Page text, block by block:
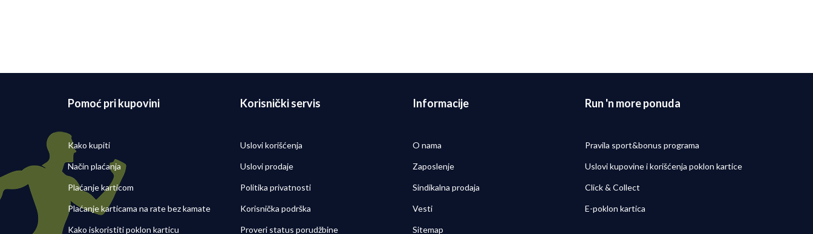
Pomoć pri kupovini
Kako kupiti
Način plaćanja
Plaćanje karticom
Plaćanje karticama na rate bez kamate
Kako iskoristiti poklon karticu
Korisnički servis
Uslovi korišćenja
Uslovi prodaje
Politika privatnosti
Korisnička podrška
Proveri status porudžbine
Informacije
O nama
Zaposlenje
Sindikalna prodaja
Vesti
Sitemap
Run 'n more ponuda
Pravila sport&bonus programa
Uslovi kupovine i korišćenja poklon kartice
Click & Collect
E-poklon kartica